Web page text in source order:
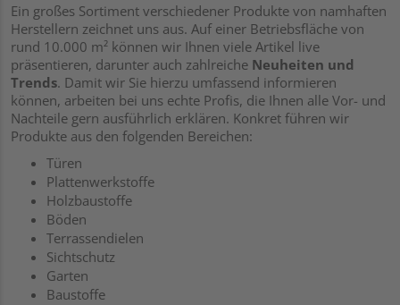
Ein großes Sortiment verschiedener Produkte von namhaften
Herstellern zeichnet uns aus. Auf einer Betriebsfläche von
rund 10.000 m² können wir Ihnen viele Artikel live
präsentieren, darunter auch zahlreiche Neuheiten und
Trends. Damit wir Sie hierzu umfassend informieren
können, arbeiten bei uns echte Profis, die Ihnen alle Vor- und
Nachteile gern ausführlich erklären. Konkret führen wir
Produkte aus den folgenden Bereichen:
Türen
Plattenwerkstoffe
Holzbaustoffe
Böden
Terrassendielen
Sichtschutz
Garten
Baustoffe